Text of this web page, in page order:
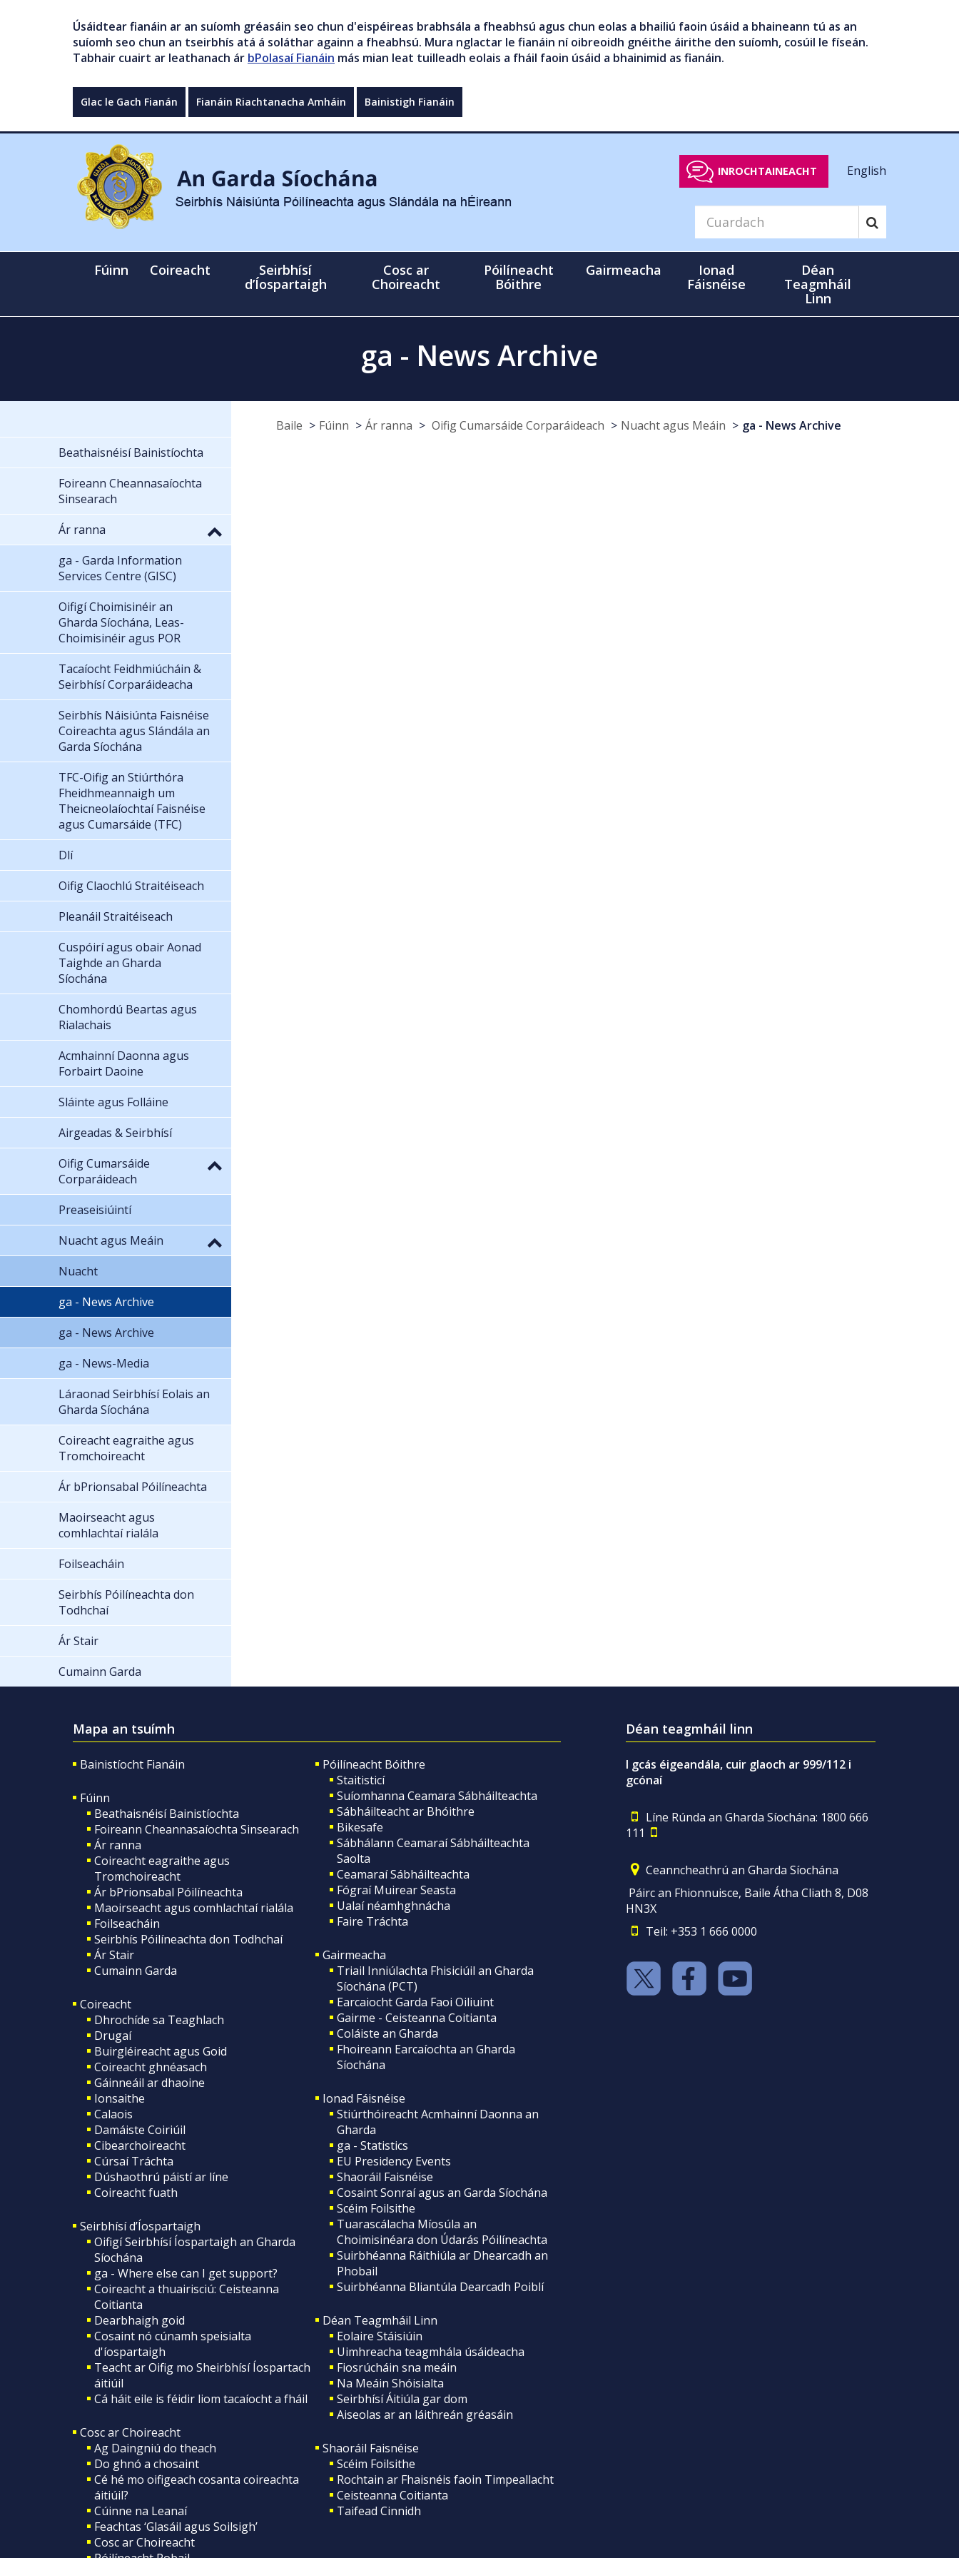
Úsáidtear fianáin ar an suíomh gréasáin seo chun d'eispéireas brabhsála a fheabhsú agus chun eolas a bhailiú faoin úsáid a bhaineann tú as an
suíomh seo chun an tseirbhís atá á soláthar againn a fheabhsú. Mura nglactar le fianáin ní oibreoidh gnéithe áirithe den suíomh, cosúil le físeán.
Tabhair cuairt ar leathanach ár bPolasaí Fianáin más mian leat tuilleadh eolais a fháil faoin úsáid a bhainimid as fianáin.
Glac le Gach Fianán Fianáin Riachtanacha Amháin Bainistigh Fianáin
INROCHTAINEACHT English
Fúinn Coireacht
Seirbhísí
d’Íospartaigh
Cosc ar
Choireacht
Póilíneacht
Bóithre
Gairmeacha
Ionad
Fáisnéise
Déan
Teagmháil
Linn
ga - News Archive
Baile Fúinn Ár ranna Oifig Cumarsáide Corparáideach Nuacht agus Meáin
ga - News Archive
Beathaisnéisí Bainistíochta
Foireann Cheannasaíochta
Sinsearach
Ár ranna
ga - Garda Information
Services Centre (GISC)
Oifigí Choimisinéir an
Gharda Síochána, Leas-
Choimisinéir agus POR
Tacaíocht Feidhmiúcháin &
Seirbhísí Corparáideacha
Seirbhís Náisiúnta Faisnéise
Coireachta agus Slándála an
Garda Síochána
TFC-Oifig an Stiúrthóra
Fheidhmeannaigh um
Theicneolaíochtaí Faisnéise
agus Cumarsáide (TFC)
Dlí
Oifig Claochlú Straitéiseach
Pleanáil Straitéiseach
Cuspóirí agus obair Aonad
Taighde an Gharda
Síochána
Chomhordú Beartas agus
Rialachais
Acmhainní Daonna agus
Forbairt Daoine
Sláinte agus Folláine
Airgeadas & Seirbhísí
Oifig Cumarsáide
Corparáideach
Preaseisiúintí
Nuacht agus Meáin
Nuacht
ga - News Archive
ga - News Archive
ga - News-Media
Láraonad Seirbhísí Eolais an
Gharda Síochána
Coireacht eagraithe agus
Tromchoireacht
Ár bPrionsabal Póilíneachta
Maoirseacht agus
comhlachtaí rialála
Foilseacháin
Seirbhís Póilíneachta don
Todhchaí
Ár Stair
Cumainn Garda
Mapa an tsuímh
Bainistíocht Fianáin
Fúinn
Beathaisnéisí Bainistíochta
Foireann Cheannasaíochta Sinsearach
Ár ranna
Coireacht eagraithe agus
Tromchoireacht
Ár bPrionsabal Póilíneachta
Maoirseacht agus comhlachtaí rialála
Foilseacháin
Seirbhís Póilíneachta don Todhchaí
Ár Stair
Cumainn Garda
Coireacht
Dhrochíde sa Teaghlach
Drugaí
Buirgléireacht agus Goid
Coireacht ghnéasach
Gáinneáil ar dhaoine
Ionsaithe
Calaois
Damáiste Coiriúil
Cibearchoireacht
Cúrsaí Tráchta
Dúshaothrú páistí ar líne
Coireacht fuath
Seirbhísí d’Íospartaigh
Oifigí Seirbhísí Íospartaigh an Gharda
Síochána
ga - Where else can I get support?
Coireacht a thuairisciú: Ceisteanna
Coitianta
Dearbhaigh goid
Cosaint nó cúnamh speisialta
d'íospartaigh
Teacht ar Oifig mo Sheirbhísí Íospartach
áitiúil
Cá háit eile is féidir liom tacaíocht a fháil
Cosc ar Choireacht
Ag Daingniú do theach
Do ghnó a chosaint
Cé hé mo oifigeach cosanta coireachta
áitiúil?
Cúinne na Leanaí
Feachtas ‘Glasáil agus Soilsigh’
Cosc ar Choireacht
Póilíneacht Bóithre
Staitisticí
Suíomhanna Ceamara Sábháilteachta
Sábháilteacht ar Bhóithre
Bikesafe
Sábhálann Ceamaraí Sábháilteachta
Saolta
Ceamaraí Sábháilteachta
Fógraí Muirear Seasta
Ualaí néamhghnácha
Faire Tráchta
Gairmeacha
Triail Inniúlachta Fhisiciúil an Gharda
Síochána (PCT)
Earcaiocht Garda Faoi Oiliuint
Gairme - Ceisteanna Coitianta
Coláiste an Gharda
Fhoireann Earcaíochta an Gharda
Síochána
Ionad Fáisnéise
Stiúrthóireacht Acmhainní Daonna an
Gharda
ga - Statistics
EU Presidency Events
Shaoráil Faisnéise
Cosaint Sonraí agus an Garda Síochána
Scéim Foilsithe
Tuarascálacha Míosúla an
Choimisinéara don Údarás Póilíneachta
Suirbhéanna Ráithiúla ar Dhearcadh an
Phobail
Suirbhéanna Bliantúla Dearcadh Poiblí
Déan Teagmháil Linn
Eolaire Stáisiúin
Uimhreacha teagmhála úsáideacha
Fiosrúcháin sna meáin
Na Meáin Shóisialta
Seirbhísí Áitiúla gar dom
Aiseolas ar an láithreán gréasáin
Shaoráil Faisnéise
Scéim Foilsithe
Rochtain ar Fhaisnéis faoin Timpeallacht
Ceisteanna Coitianta
Taifead Cinnidh
Déan teagmháil linn
I gcás éigeandála, cuir glaoch ar 999/112 i
gcónaí
Líne Rúnda an Gharda Síochána: 1800 666
111
Ceanncheathrú an Gharda Síochána
Páirc an Fhionnuisce, Baile Átha Cliath 8, D08
HN3X
Teil: +353 1 666 0000